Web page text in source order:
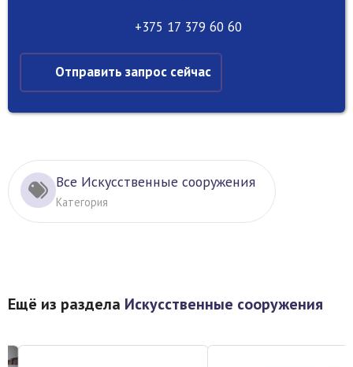
+375 17 379 60 60
Отправить запрос сейчас
Все Искусственные сооружения
Категория
Ещё из раздела Искусственные сооружения